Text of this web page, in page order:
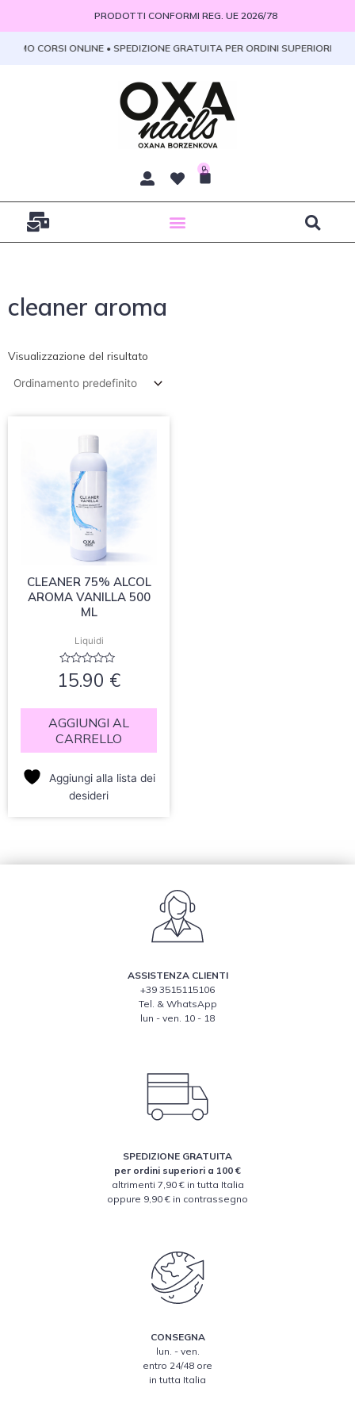
contenuto
PRODOTTI CONFORMI REG. UE 2026/78
CORSI ONLINE • SPEDIZIONE GRATUITA PER ORDINI SUPERIORI A
0
cleaner aroma
Visualizzazione del risultato
CLEANER 75% ALCOL
AROMA VANILLA 500
ML
Liquidi
Valutato
0
15.90 €
AGGIUNGI AL
CARRELLO
Aggiungi alla lista dei
desideri
ASSISTENZA CLIENTI
+39 3515115106
Tel. & WhatsApp
lun - ven. 10 - 18
SPEDIZIONE GRATUITA
per ordini superiori a 100 €
altrimenti 7,90 € in tutta Italia
oppure 9,90 € in contrassegno
CONSEGNA
lun. - ven.
entro 24/48 ore
in tutta Italia